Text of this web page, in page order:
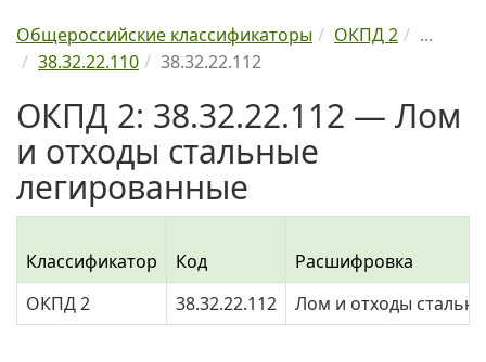
Общероссийские классификаторы ОКПД 2
...
38.32.22.110
38.32.22.112
ОКПД 2: 38.32.22.112 — Лом
и отходы стальные
легированные
Классификатор Код
Расшифровка
ОКПД 2
38.32.22.112 Лом и отходы